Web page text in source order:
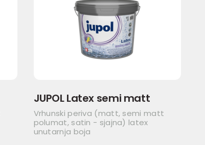
JUPOL Latex semi matt
Vrhunski periva (matt, semi matt
polumat, satin - sjajna) latex
unutarnja boja